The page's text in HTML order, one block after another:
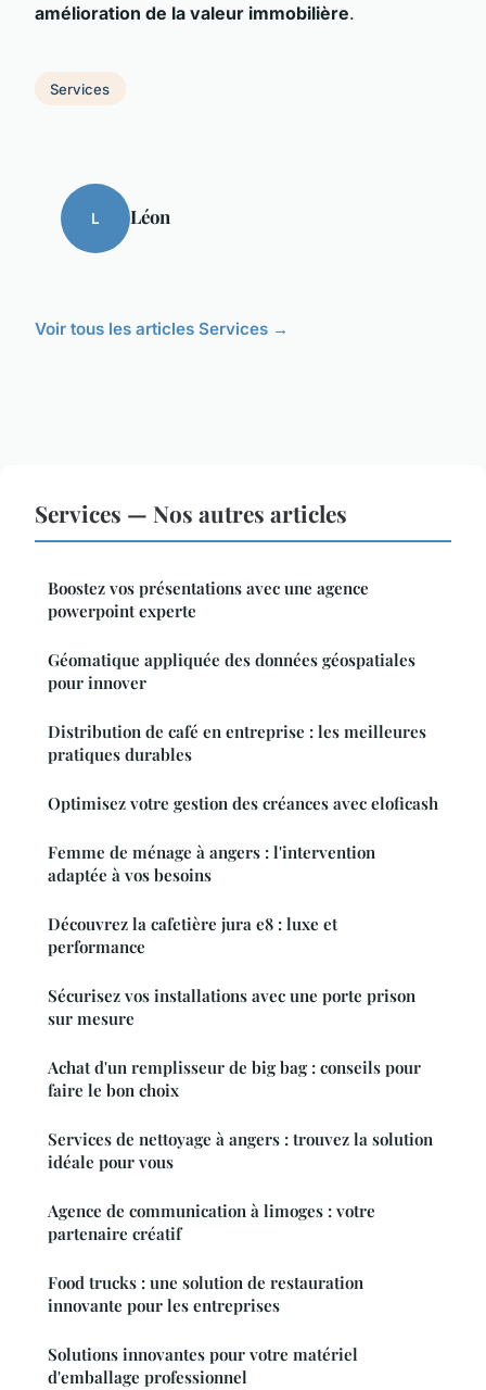
amélioration de la valeur immobilière.
Services
L Léon
Voir tous les articles Services →
Services — Nos autres articles
Boostez vos présentations avec une agence
powerpoint experte
Géomatique appliquée des données géospatiales
pour innover
Distribution de café en entreprise : les meilleures
pratiques durables
Optimisez votre gestion des créances avec eloficash
Femme de ménage à angers : l'intervention
adaptée à vos besoins
Découvrez la cafetière jura e8 : luxe et
performance
Sécurisez vos installations avec une porte prison
sur mesure
Achat d'un remplisseur de big bag : conseils pour
faire le bon choix
Services de nettoyage à angers : trouvez la solution
idéale pour vous
Agence de communication à limoges : votre
partenaire créatif
Food trucks : une solution de restauration
innovante pour les entreprises
Solutions innovantes pour votre matériel
d'emballage professionnel